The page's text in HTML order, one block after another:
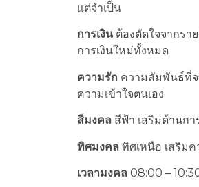
แต่จำเป็น
การเงินต้องตัดใจจากรา
การเงินใหม่ทั้งหมด
ความรัก ความสัมพันธ์ที่จ
ความเข้าใจตนเอง
สีมงคล สีฟ้า เสริมด้านกา
ทิศมงคล ทิศเหนือ เสริม
เวลามงคล 08:00 –